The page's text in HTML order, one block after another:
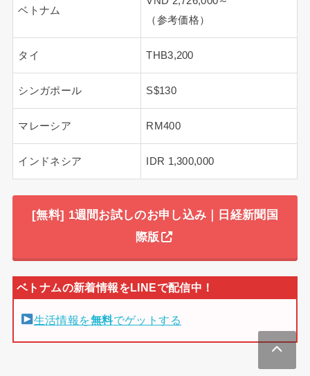
ベトナム
（参考価格）
タイ THB3,200
シンガポール S$130
マレーシア RM400
インドネシア IDR 1,300,000
[無料] 1週間お試しのお申し込み｜日経新聞国
際版
生活情報を無料でゲットする